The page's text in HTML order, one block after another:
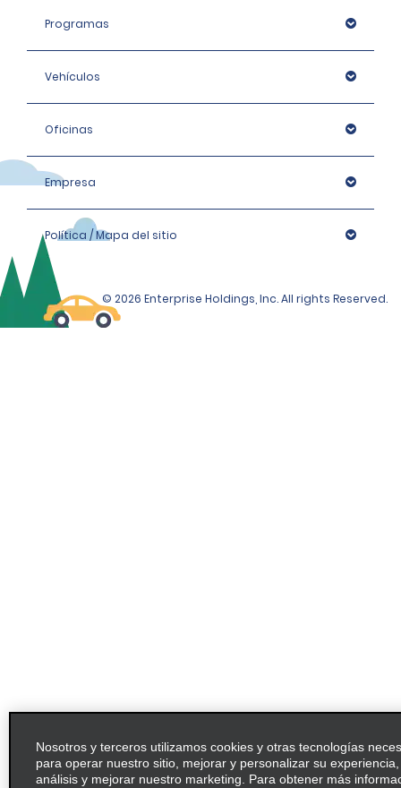
Programas
Vehículos
Oficinas
Empresa
Política / Mapa del sitio
© 2026 Enterprise Holdings, Inc. All rights Reserved.
Nosotros y terceros utilizamos cookies y otras tecnologías
para operar nuestro sitio, mejorar y personalizar su
análisis y mejorar nuestro marketing. Para obtener más